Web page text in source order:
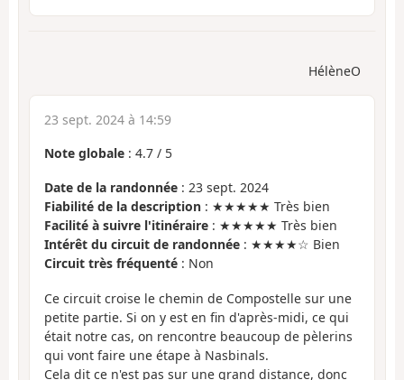
HélèneO
23 sept. 2024 à 14:59
Note globale : 4.7 / 5
Date de la randonnée : 23 sept. 2024
Fiabilité de la description : ★★★★★ Très bien
Facilité à suivre l'itinéraire : ★★★★★ Très bien
Intérêt du circuit de randonnée : ★★★★☆ Bien
Circuit très fréquenté : Non
Ce circuit croise le chemin de Compostelle sur une
petite partie. Si on y est en fin d'après-midi, ce qui
était notre cas, on rencontre beaucoup de pèlerins
qui vont faire une étape à Nasbinals.
Cela dit ce n'est pas sur une grand distance, donc